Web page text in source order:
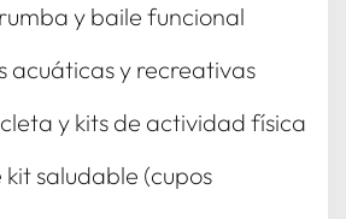
y baile funcional
acuáticas y recreativas
y kits de actividad física
saludable (cupos